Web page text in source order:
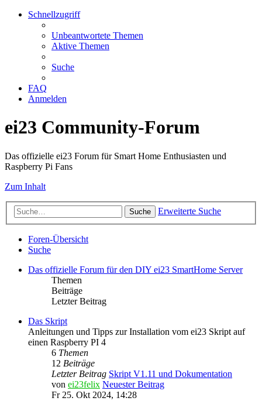
Schnellzugriff
Unbeantwortete Themen
Aktive Themen
Suche
FAQ
Anmelden
ei23 Community-Forum
Das offizielle ei23 Forum für Smart Home Enthusiasten und
Raspberry Pi Fans
Zum Inhalt
Suche Erweiterte Suche
Foren-Übersicht
Suche
Das offizielle Forum für den DIY ei23 SmartHome Server
Themen
Beiträge
Letzter Beitrag
Das Skript
Anleitungen und Tipps zur Installation vom ei23 Skript auf
einen Raspberry PI 4
6 Themen
12 Beiträge
Letzter Beitrag Skript V1.11 und Dokumentation
von ei23felix Neuester Beitrag
Fr 25. Okt 2024, 14:28